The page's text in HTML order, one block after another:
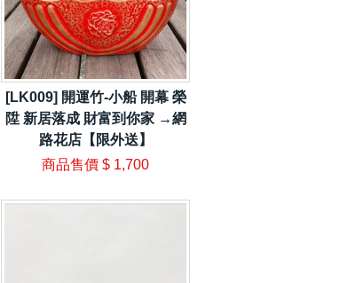
[LK009] 開運竹-小船 開幕 榮
陞 新居落成 財富到你家 →網
路花店【限外送】
商品售價 $ 1,700